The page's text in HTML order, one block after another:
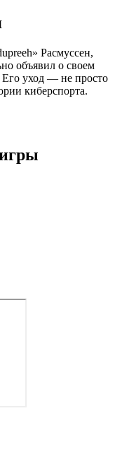
Расмуссен,
объявил о своем
Его уход — не просто
киберспорта.